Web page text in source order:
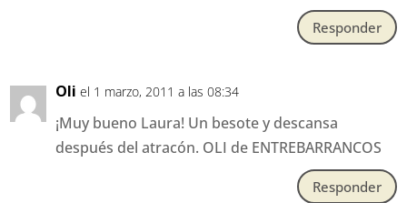
Responder
Oli el 1 marzo, 2011 a las 08:34
¡Muy bueno Laura! Un besote y descansa
después del atracón. OLI de ENTREBARRANCOS
Responder